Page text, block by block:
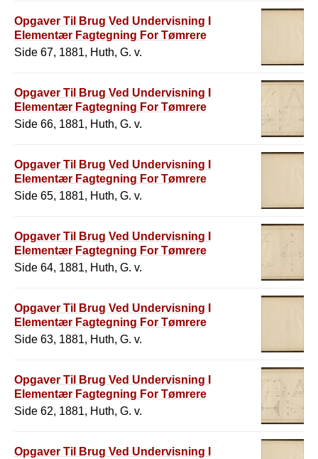
Opgaver Til Brug Ved Undervisning I
Elementær Fagtegning For Tømrere
Side 67, 1881, Huth, G. v.
Opgaver Til Brug Ved Undervisning I
Elementær Fagtegning For Tømrere
Side 66, 1881, Huth, G. v.
Opgaver Til Brug Ved Undervisning I
Elementær Fagtegning For Tømrere
Side 65, 1881, Huth, G. v.
Opgaver Til Brug Ved Undervisning I
Elementær Fagtegning For Tømrere
Side 64, 1881, Huth, G. v.
Opgaver Til Brug Ved Undervisning I
Elementær Fagtegning For Tømrere
Side 63, 1881, Huth, G. v.
Opgaver Til Brug Ved Undervisning I
Elementær Fagtegning For Tømrere
Side 62, 1881, Huth, G. v.
Opgaver Til Brug Ved Undervisning I